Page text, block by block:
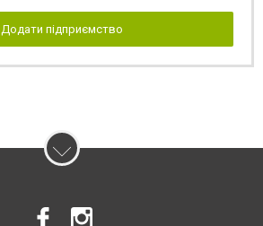
Додати підприємство